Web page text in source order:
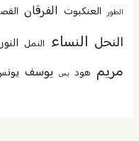
الطور العنكبوت الفرقان
النحل النساء النمل النور
مريم هود يس يوسف